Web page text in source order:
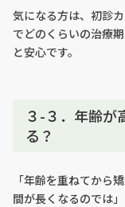
気になる方は、初診
でどのくらいの治療
と安心です。
３-３．年齢が
る？
「年齢を重ねてから
間が長くなるのでは